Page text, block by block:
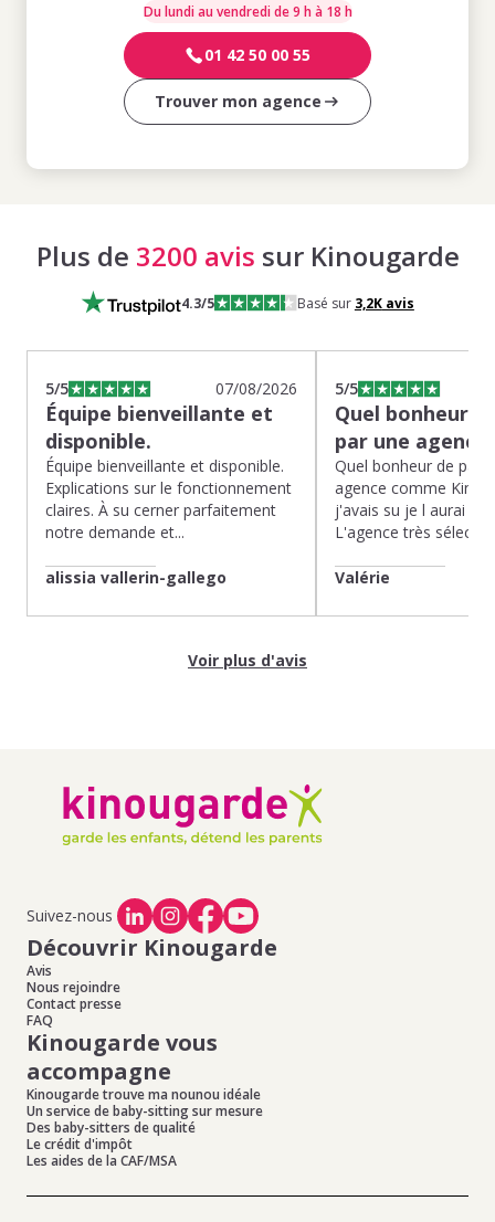
Du lundi au vendredi de 9 h à 18 h
01 42 50 00 55
Trouver mon agence
Plus de 3200 avis sur Kinougarde
4.3/5 Basé sur 3,2Kavis
5/5 07/08/2026
Équipe bienveillante et
disponible.
Équipe bienveillante et disponible.
Explications sur le fonctionnement
claires. À su cerner parfaitement
notre demande et...
alissia vallerin-gallego
5/5
Quel bonheur
par une
Quel bonheur de
agence comme
j'avais su je l aurai
L'agence très
Valérie
Voir plus d'avis
Suivez-nous
Découvrir Kinougarde
Avis
Nous rejoindre
Contact presse
FAQ
Kinougarde vous
accompagne
Kinougarde trouve ma nounou idéale
Un service de baby-sitting sur mesure
Des baby-sitters de qualité
Le crédit d'impôt
Les aides de la CAF/MSA